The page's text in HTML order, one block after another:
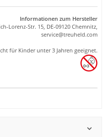
Informationen zum Hersteller
Lorenz-Str. 15, DE-09120 Chemnitz,
service@treuheld.com
für Kinder unter 3 Jahren geeignet.